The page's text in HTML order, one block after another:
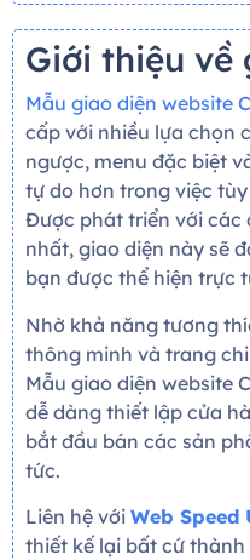
Giới thiệu về
Mẫu giao diện website
cấp với nhiều lựa chọn
ngược, menu đặc biệt
tự do hơn trong việc
Được phát triển với các
nhất, giao diện này sẽ
bạn được thể hiện trực
Nhờ khả năng tương
thông minh và trang
Mẫu giao diện website
dễ dàng thiết lập cửa
bắt đầu bán các sản
tức.
Liên hệ với Web Speed
thiết kế lại bất cứ